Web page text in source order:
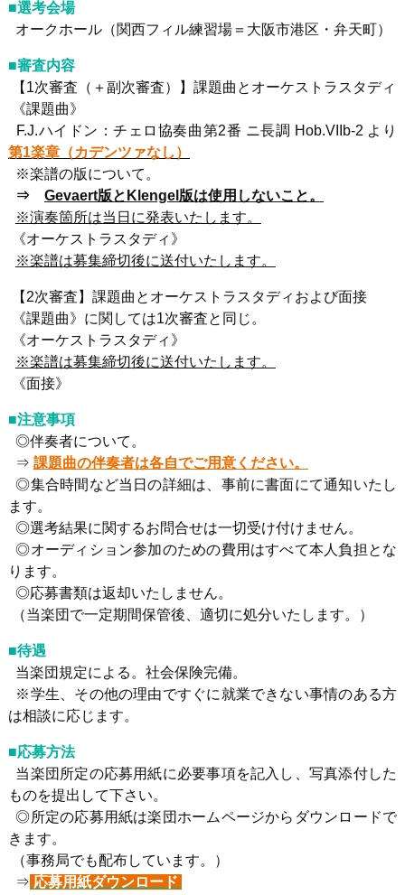
■選考会場
オークホール（関西フィル練習場＝大阪市港区・弁天町）
■審査内容
【1次審査（＋副次審査）】課題曲とオーケストラスタディ
《課題曲》
F.J.ハイドン：チェロ協奏曲第2番 ニ長調 Hob.VIIb-2 より
第1楽章（カデンツァなし）
※楽譜の版について。
⇒
Gevaert版とKlengel版は使用しないこと。
※演奏箇所は当日に発表いたします。
《オーケストラスタディ》
※楽譜は募集締切後に送付いたします。
【2次審査】課題曲とオーケストラスタディおよび面接
《課題曲》に関しては1次審査と同じ。
《オーケストラスタディ》
※楽譜は募集締切後に送付いたします。
《面接》
■注意事項
◎伴奏者について。
⇒ 課題曲の伴奏者は各自でご用意ください。
◎集合時間など当日の詳細は、事前に書面にて通知いたし
ます。
◎選考結果に関するお問合せは一切受け付けません。
◎オーディション参加のための費用はすべて本人負担とな
ります。
◎応募書類は返却いたしません。
（当楽団で一定期間保管後、適切に処分いたします。）
■待遇
当楽団規定による。社会保険完備。
※学生、その他の理由ですぐに就業できない事情のある方
は相談に応じます。
■応募方法
当楽団所定の応募用紙に必要事項を記入し、写真添付した
ものを提出して下さい。
◎所定の応募用紙は楽団ホームページからダウンロードで
きます。
（事務局でも配布しています。）
⇒ 応募用紙ダウンロード